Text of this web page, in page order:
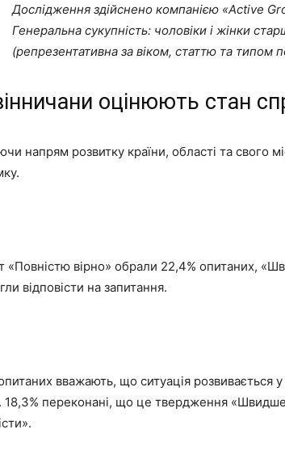
Дослідження здійснено компанією «Active
Генеральна сукупність: чоловіки і жінки
(репрезентативна за віком, статтю та
оцінюють стан
напрям розвитку країни, області та свого
«Повністю вірно» обрали 22,4% опитаних,
відповісти на запитання.
вважають, що ситуація
18,3% переконані, що це твердження